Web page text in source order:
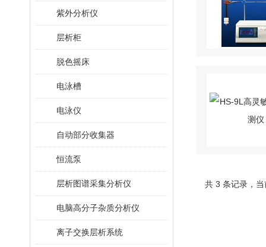
紫外分析仪
层析柜
脱色摇床
电泳槽
电泳仪
自动部分收集器
恒流泵
层析图谱采集分析仪
电脑高分子杂质分析仪
离子交换层析系统
共 3 条记录，